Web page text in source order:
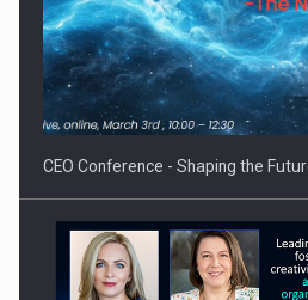
Hard Enduro Piatra Craiului 2026,
CEO Conference - Shaping the